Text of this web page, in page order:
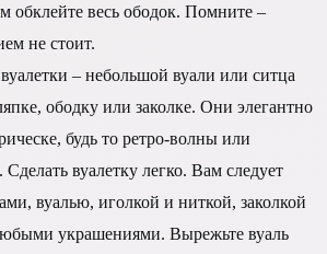
обклейте весь ободок. Помните –
не стоит.
– небольшой вуали или ситца
ободку или заколке. Они элегантно
будь то ретро-волны или
вуалетку легко. Вам следует
вуалью, иголкой и ниткой, заколкой
украшениями. Вырежьте вуаль